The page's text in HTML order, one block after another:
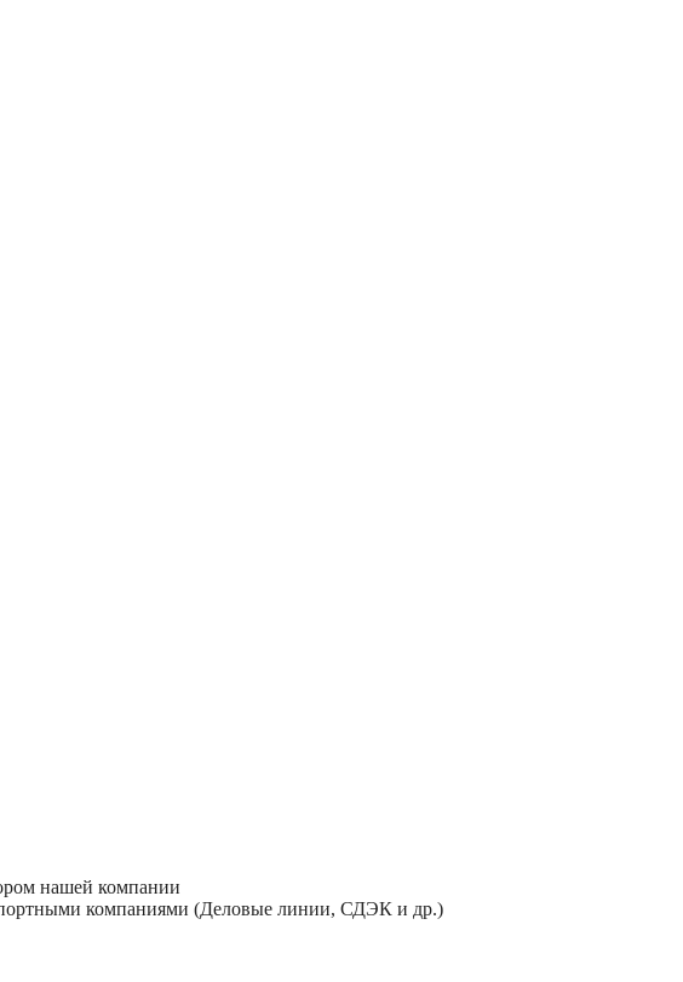
нашей компании
компаниями (Деловые линии, СДЭК и др.)